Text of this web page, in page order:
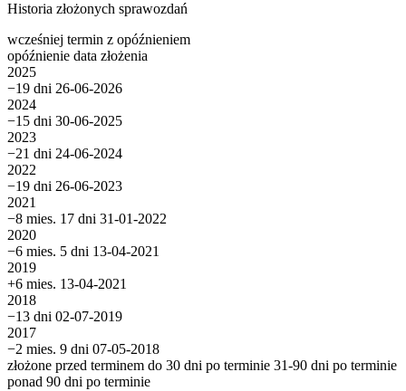
Historia złożonych sprawozdań
wcześniej termin z opóźnieniem
opóźnienie data złożenia
2025
−19 dni 26-06-2026
2024
−15 dni 30-06-2025
2023
−21 dni 24-06-2024
2022
−19 dni 26-06-2023
2021
−8 mies. 17 dni 31-01-2022
2020
−6 mies. 5 dni 13-04-2021
2019
+6 mies. 13-04-2021
2018
−13 dni 02-07-2019
2017
−2 mies. 9 dni 07-05-2018
złożone przed terminem do 30 dni po terminie 31-90 dni po terminie
ponad 90 dni po terminie